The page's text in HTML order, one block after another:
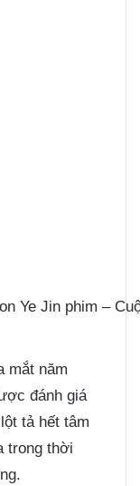
Ye Jin phim –
mắt năm
đánh giá
tả hết tâm
trong thời